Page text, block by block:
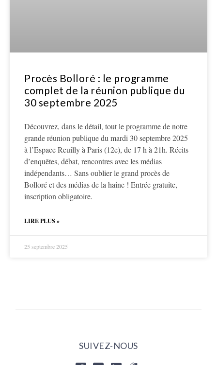
Procès Bolloré : le programme
complet de la réunion publique du
30 septembre 2025
Découvrez, dans le détail, tout le programme de notre
grande réunion publique du mardi 30 septembre 2025
à l’Espace Reuilly à Paris (12e), de 17 h à 21h. Récits
d’enquêtes, débat, rencontres avec les médias
indépendants… Sans oublier le grand procès de
Bolloré et des médias de la haine ! Entrée gratuite,
inscription obligatoire.
LIRE PLUS »
25 septembre 2025
SUIVEZ-NOUS